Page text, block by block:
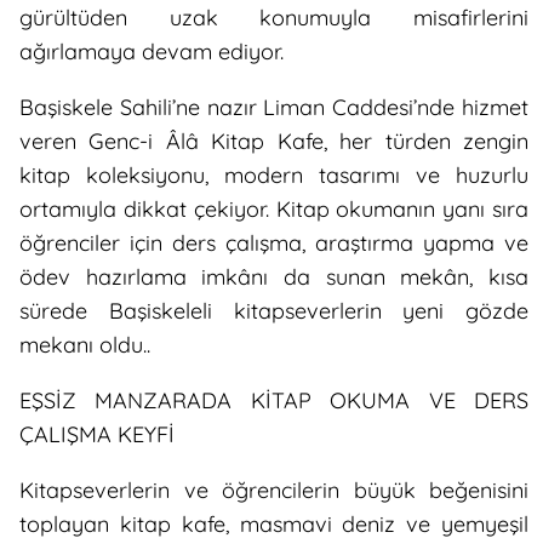
gürültüden uzak konumuyla misafirlerini
ağırlamaya devam ediyor.
Başiskele Sahili’ne nazır Liman Caddesi’nde hizmet
veren Genc-i Âlâ Kitap Kafe, her türden zengin
kitap koleksiyonu, modern tasarımı ve huzurlu
ortamıyla dikkat çekiyor. Kitap okumanın yanı sıra
öğrenciler için ders çalışma, araştırma yapma ve
ödev hazırlama imkânı da sunan mekân, kısa
sürede Başiskeleli kitapseverlerin yeni gözde
mekanı oldu..
EŞSİZ MANZARADA KİTAP OKUMA VE DERS
ÇALIŞMA KEYFİ
Kitapseverlerin ve öğrencilerin büyük beğenisini
toplayan kitap kafe, masmavi deniz ve yemyeşil